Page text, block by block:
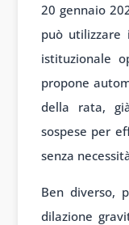
20 gennaio
può utilizzare
istituzionale
propone
della rata,
sospese per
senza
Ben diverso,
dilazione